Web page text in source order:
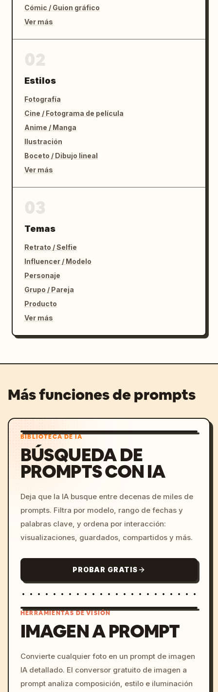
Cómic / Guion gráfico
Ver más
Estilos
Fotografía
Cine / Fotograma de película
Anime / Manga
Ilustración
Boceto / Dibujo lineal
Ver más
Temas
Retrato / Selfie
Influencer / Modelo
Personaje
Grupo / Pareja
Producto
Ver más
Más funciones de prompts
BIBLIOTECA DE IA
BÚSQUEDA DE
PROMPTS CON IA
Deja que la IA busque entre decenas de miles de
prompts. Filtra por modelo, rango de fechas y
palabras clave, y ordena por interacción:
visualizaciones, guardados, compartidos y más.
PROBAR GRATIS
c, cyberpunk sunset, neon
colors, 8k --v 6.0
HERRAMIENTAS DE VISIÓN
IMAGEN A PROMPT
Convierte cualquier foto en un prompt de imagen
IA detallado. El conversor gratuito de imagen a
prompt analiza composición, estilo e iluminación